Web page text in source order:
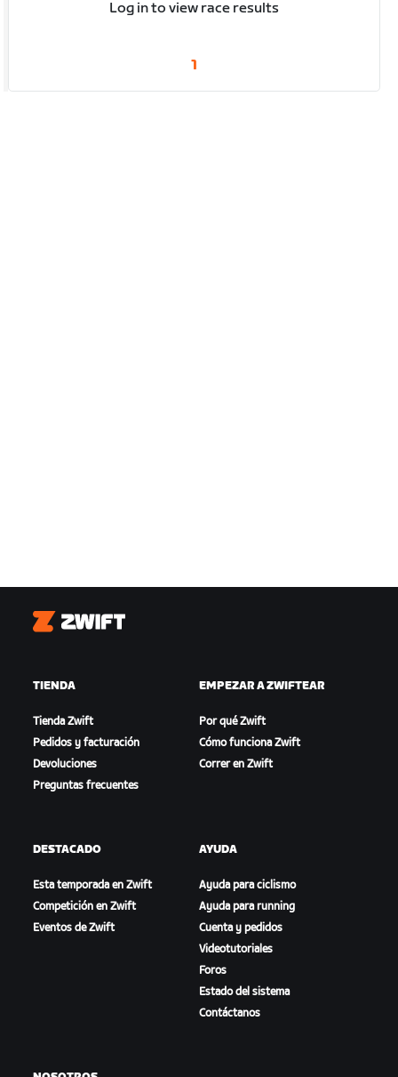
Log in to view race results
1
Zwift
TIENDA
Tienda Zwift
Pedidos y facturación
Devoluciones
Preguntas frecuentes
EMPEZAR A ZWIFTEAR
Por qué Zwift
Cómo funciona Zwift
Correr en Zwift
DESTACADO
Esta temporada en Zwift
Competición en Zwift
Eventos de Zwift
AYUDA
Ayuda para ciclismo
Ayuda para running
Cuenta y pedidos
Videotutoriales
Foros
Estado del sistema
Contáctanos